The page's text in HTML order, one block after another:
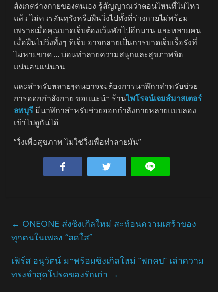
สังเกตร่างกายของตนเอง รู้สัญญาณว่าตอนไหนที่ไม่ไหว
แล้ว ไม่ควรดันทุรังหรือฝืนวิ่งไปทั้งที่ร่างกายไม่พร้อม
เพราะเมื่อคุณบาดเจ็บต้องเว้นพักไปอีกนาน และหลายคน
เมื่อฝืนไปวิ่งทั้งๆ ที่เจ็บ อาจกลายเป็นการบาดเจ็บเรื้อรังที่
ไม่หายขาด … บ่อนทำลายความสนุกและสุขภาพจิต
แน่นอนแน่นอน
และสำหรับหลายๆคนอาจจะต้องการนาฬิกาสำหรับช่วย
การออกกำลังกาย ขอแนะนำ ร้านไพโรจน์เจมส์มาสเตอร์
ลพบุรี มีนาฬิกาสำหรับช่วยออกกำลังกายหลายแบบลอง
เข้าไปดูกันได้
“วิ่งเพื่อสุขภาพ ไม่ใช่วิ่งเพื่อทำลายมัน”
← ONEONE ส่งซิงเกิลใหม่ สะท้อนความเศร้าของ
ทุกคนในเพลง “สดใส”
เฟิร์ส อนุวัตน์ มาพร้อมซิงเกิลใหม่ “ฟกคป” เล่าความ
ทรงจำสุดโปรดของรักเก่า →